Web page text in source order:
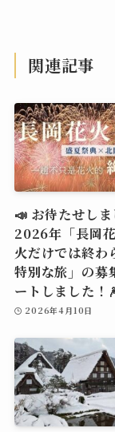
関連記事
📣 お待たせしま
2026年「長岡
火だけでは終わ
特別な旅」の募
ートしました！
2026年4月10日